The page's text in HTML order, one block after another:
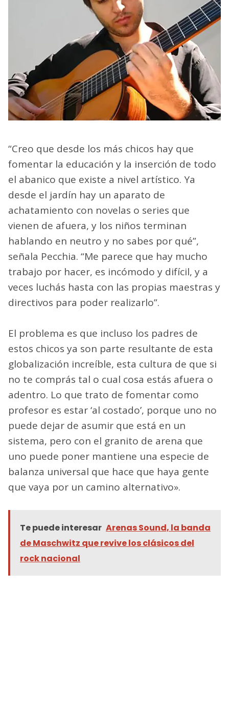
“Creo que desde los más chicos hay que
fomentar la educación y la inserción de todo
el abanico que existe a nivel artístico. Ya
desde el jardín hay un aparato de
achatamiento con novelas o series que
vienen de afuera, y los niños terminan
hablando en neutro y no sabes por qué”,
señala Pecchia. “Me parece que hay mucho
trabajo por hacer, es incómodo y difícil, y a
veces luchás hasta con las propias maestras y
directivos para poder realizarlo”.
El problema es que incluso los padres de
estos chicos ya son parte resultante de esta
globalización increíble, esta cultura de que si
no te comprás tal o cual cosa estás afuera o
adentro. Lo que trato de fomentar como
profesor es estar ‘al costado’, porque uno no
puede dejar de asumir que está en un
sistema, pero con el granito de arena que
uno puede poner mantiene una especie de
balanza universal que hace que haya gente
que vaya por un camino alternativo».
Te puede interesar Arenas Sound, la banda
de Maschwitz que revive los clásicos del
rock nacional